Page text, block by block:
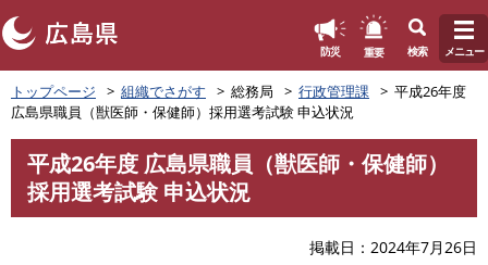
ペ
ー
ジ
の
で
防災 重要 検索 メニュー
トップページ 組織でさがす 総務局 行政管理課
平成26年度
広島県職員（獣医師・保健師）採用選考試験 申込状況
平成26年度 広島県職員（獣医師・保健師）
採用選考試験 申込状況
掲載日 2024年7月26日